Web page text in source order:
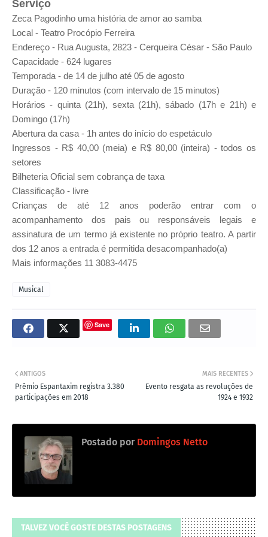
Serviço
Zeca Pagodinho uma história de amor ao samba
Local - Teatro Procópio Ferreira
Endereço - Rua Augusta, 2823 - Cerqueira César - São Paulo
Capacidade - 624 lugares
Temporada - de 14 de julho até 05 de agosto
Duração - 120 minutos (com intervalo de 15 minutos)
Horários - quinta (21h), sexta (21h), sábado (17h e 21h) e
Domingo (17h)
Abertura da casa - 1h antes do início do espetáculo
Ingressos - R$ 40,00 (meia) e R$ 80,00 (inteira) - todos os
setores
Bilheteria Oficial sem cobrança de taxa
Classificação - livre
Crianças de até 12 anos poderão entrar com o
acompanhamento dos pais ou responsáveis legais e
assinatura de um termo já existente no próprio teatro. A partir
dos 12 anos a entrada é permitida desacompanhado(a)
Mais informações 11 3083-4475
Musical
Save
MAIS RECENTES
Evento resgata as revoluções de
1924 e 1932
ANTIGOS
Prêmio Espantaxim registra 3.380
participações em 2018
Postado por Domingos Netto
TALVEZ VOCÊ GOSTE DESTAS POSTAGENS